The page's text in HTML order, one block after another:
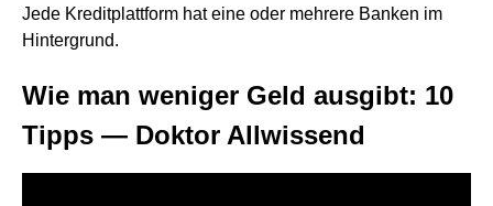
Jede Kreditplattform hat eine oder mehrere Banken im
Hintergrund.
Wie man weniger Geld ausgibt: 10
Tipps — Doktor Allwissend